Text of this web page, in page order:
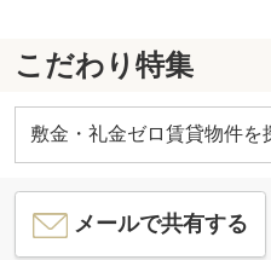
こだわり特集
敷金・礼金ゼロ賃貸物件を
メールで共有する